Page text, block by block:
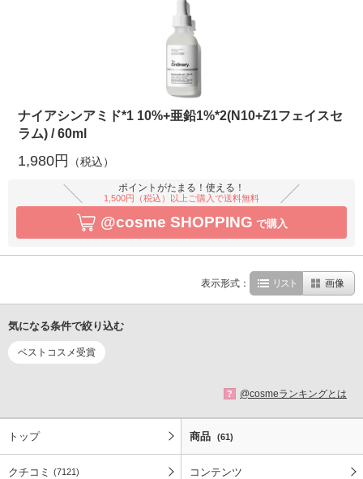
ナイアシンアミド*1 10%+亜鉛1%*2(N10+Z1フェイスセ
ラム) / 60ml
1,980円 （税込）
ポイントがたまる！使える！
1,500円（税込）以上ご購入で送料無料
@cosme SHOPPING で購入
表示形式： リスト 画像
気になる条件で絞り込む
ベストコスメ受賞
? @cosmeランキングとは
トップ 商品 (61)
クチコミ (7121) コンテンツ